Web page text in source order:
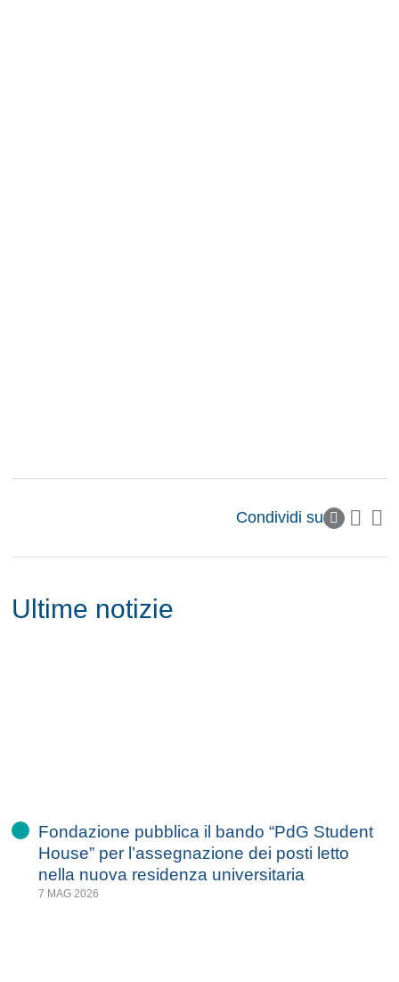
Condividi su
Ultime notizie
Fondazione pubblica il bando “PdG Student
House” per l’assegnazione dei posti letto
nella nuova residenza universitaria
7 MAG 2026